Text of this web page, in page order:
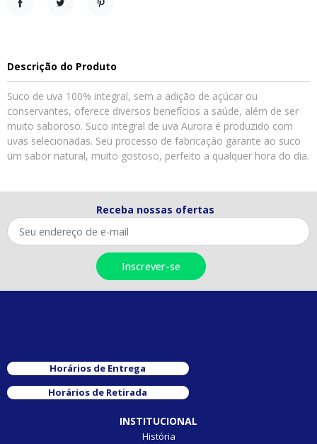
Descrição do Produto
Suco de uva 100% integral, sem a adição de açúcar ou
conservantes, oferece diversos benefícios a saúde, além de ser
muito saboroso. Suco integral de uva Aurora é produzido com
uvas selecionadas. Seu processo de fabricação garante ao suco
um sabor natural, muito gostoso, perfeito a qualquer hora do dia.
Receba nossas ofertas
Horários de Entrega
Horários de Retirada
INSTITUCIONAL
História